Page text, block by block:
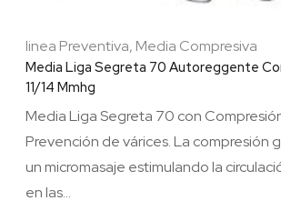
linea Preventiva, Media Compresiva
Media Liga Segreta 70 Autoreggente
11/14 Mmhg
Media Liga Segreta 70 con
Prevención de várices. La compresión
un micromasaje estimulando la
en las...